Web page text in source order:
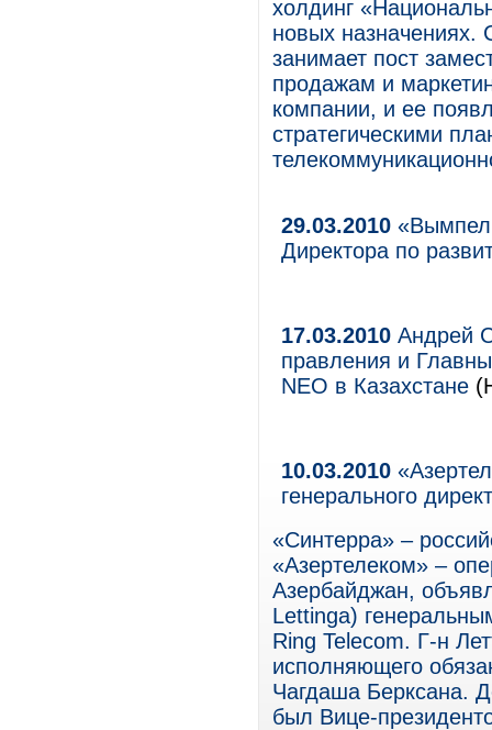
холдинг
новых назначениях.
занимает пост
продажам и
компании, и ее
стратегическими
29.03.2010
Директора по
17.03.2010 Андрей
правления и
NEO в Казахстане
10.03.2010
генерального
«Синтерра» –
«Азертелеком» –
Азербайджан,
Lettinga)
Ring Telecom. Г-н
исполняющего
Чагдаша Берксана.
был Вице-